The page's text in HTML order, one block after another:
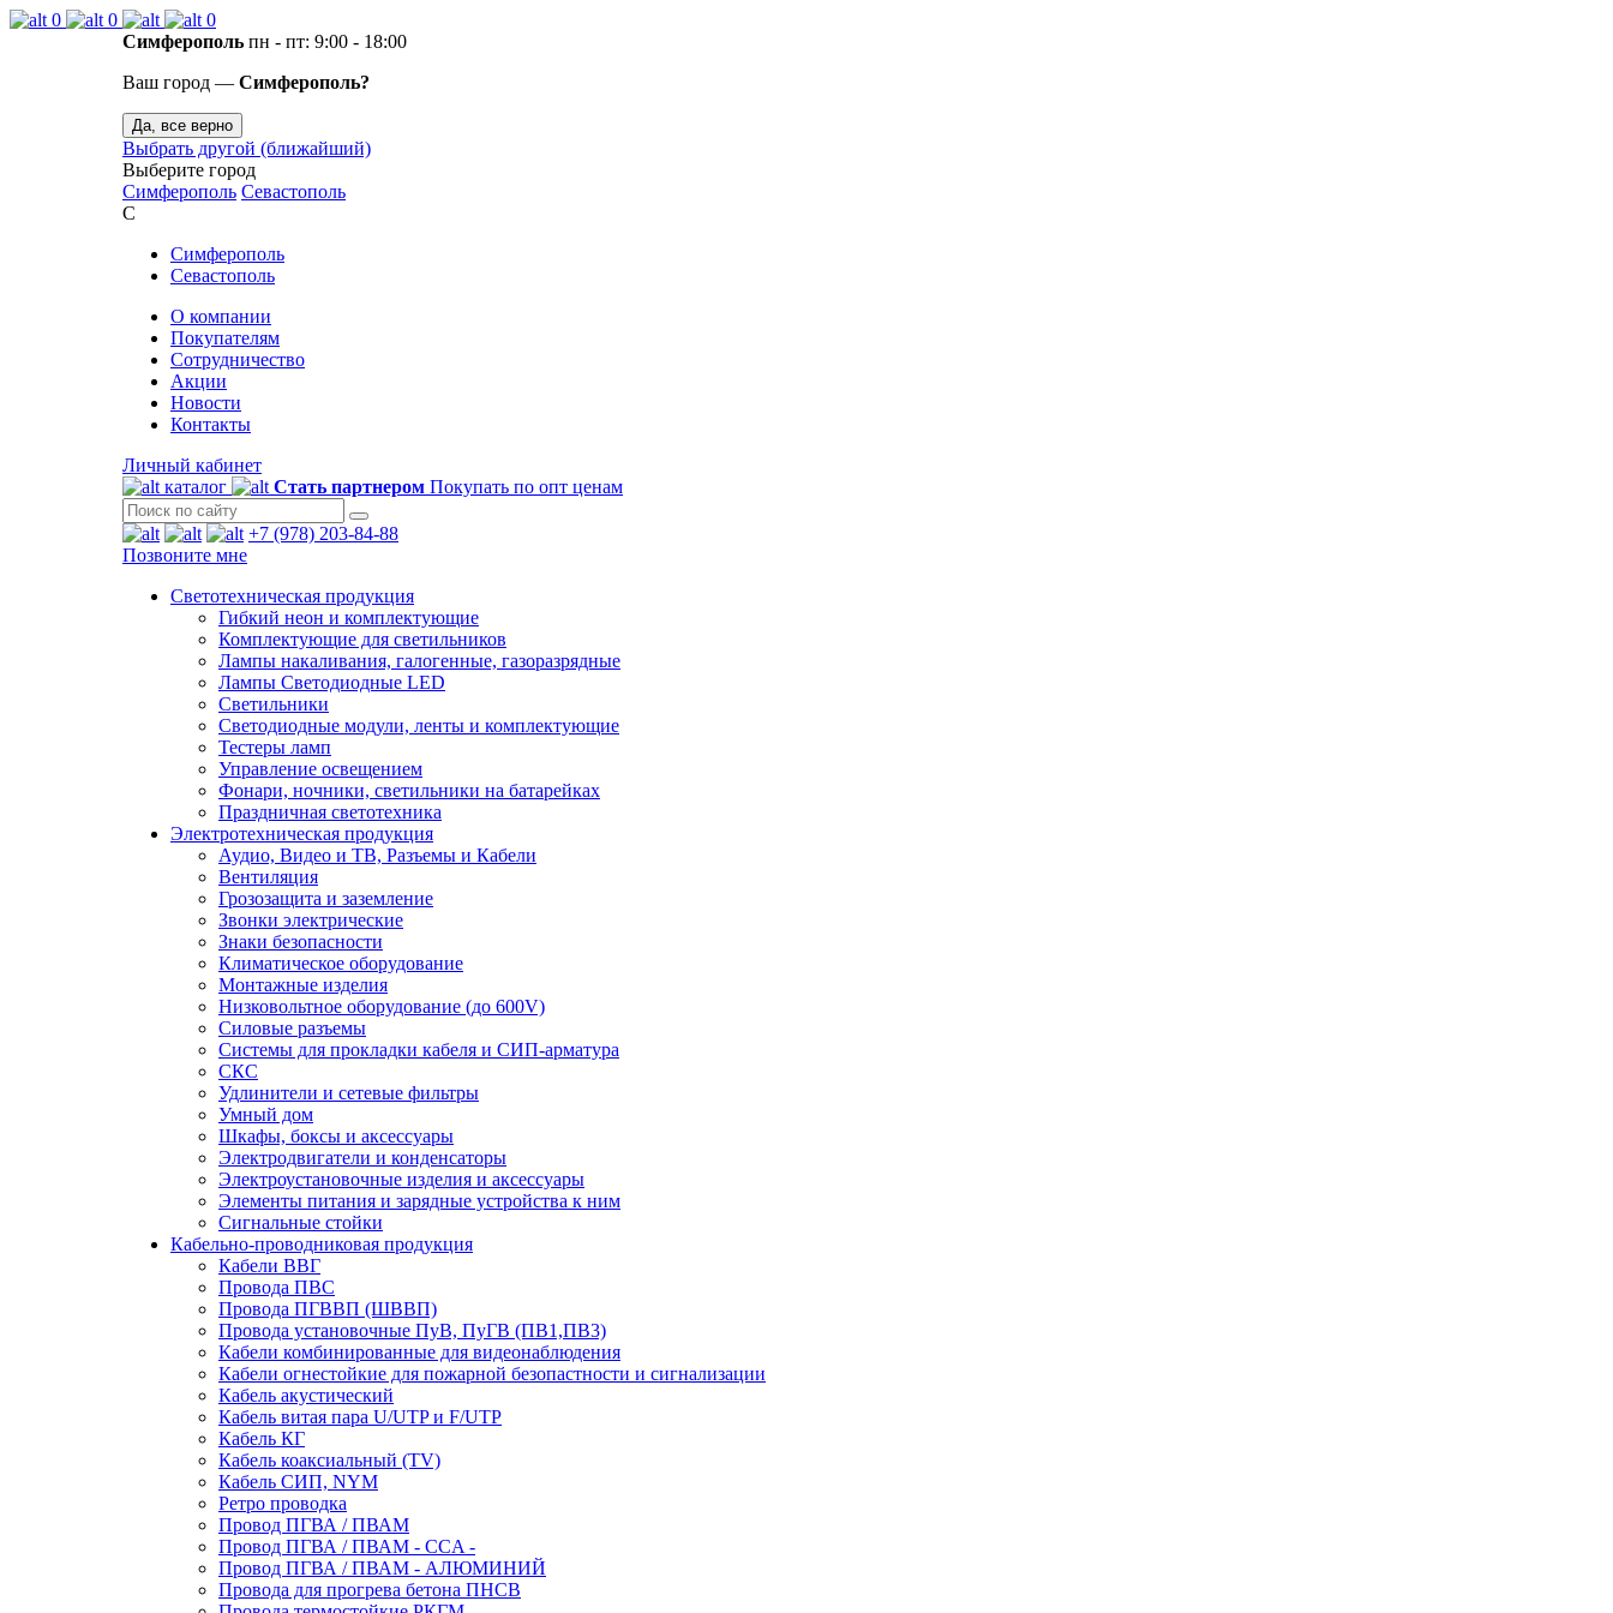
0 0
0
Симферополь пн - пт: 9:00 - 18:00
Ваш город — Симферополь?
Да, все верно
Выбрать другой (ближайший)
Выберите город
Симферополь Севастополь
С
Симферополь
Севастополь
О компании
Покупателям
Сотрудничество
Акции
Новости
Контакты
Личный кабинет
каталог
Стать партнером Покупать по опт ценам
+7 (978) 203-84-88
Позвоните мне
Светотехническая продукция
Гибкий неон и комплектующие
Комплектующие для светильников
Лампы накаливания, галогенные, газоразрядные
Лампы Светодиодные LED
Светильники
Светодиодные модули, ленты и комплектующие
Тестеры ламп
Управление освещением
Фонари, ночники, светильники на батарейках
Праздничная светотехника
Электротехническая продукция
Аудио, Видео и ТВ, Разъемы и Кабели
Вентиляция
Грозозащита и заземление
Звонки электрические
Знаки безопасности
Климатическое оборудование
Монтажные изделия
Низковольтное оборудование (до 600V)
Силовые разъемы
Системы для прокладки кабеля и СИП-арматура
СКС
Удлинители и сетевые фильтры
Умный дом
Шкафы, боксы и аксессуары
Электродвигатели и конденсаторы
Электроустановочные изделия и аксессуары
Элементы питания и зарядные устройства к ним
Сигнальные стойки
Кабельно-проводниковая продукция
Кабели ВВГ
Провода ПВС
Провода ПГВВП (ШВВП)
Провода установочные ПуВ, ПуГВ (ПВ1,ПВ3)
Кабели комбинированные для видеонаблюдения
Кабели огнестойкие для пожарной безопастности и сигнализации
Кабель акустический
Кабель витая пара U/UTP и F/UTP
Кабель КГ
Кабель коаксиальный (TV)
Кабель СИП, NYM
Ретро проводка
Провод ПГВА / ПВАМ
Провод ПГВА / ПВАМ - CCA -
Провод ПГВА / ПВАМ - АЛЮМИНИЙ
Провода для прогрева бетона ПНСВ